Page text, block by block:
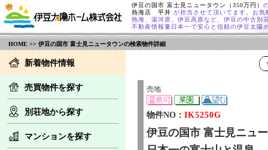
伊豆の国市 富士見ニュータウン（350万円）
熱海店 平井 が担当させて頂いてます。お気
熱海、湯河原、伊豆高原など、伊豆の中古別
不動産情報量日本一で安心と信頼の伊豆太陽
HOME >> 伊豆の国市 富士見ニュータウンの検索物件詳細
新着物件情報
売買物件を探す
別荘地から探す
マンションを探す
売地
物件NO： IK5250G
伊豆の国市 富士見ニュ